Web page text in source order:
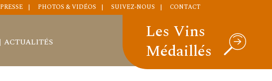
PRESSE PHOTOS & VIDÉOS SUIVEZ-NOUS CONTACT
ACTUALITÉS
Les Vins
Médaillés